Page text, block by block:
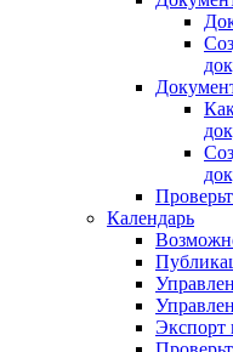
Календарь
Экспорт